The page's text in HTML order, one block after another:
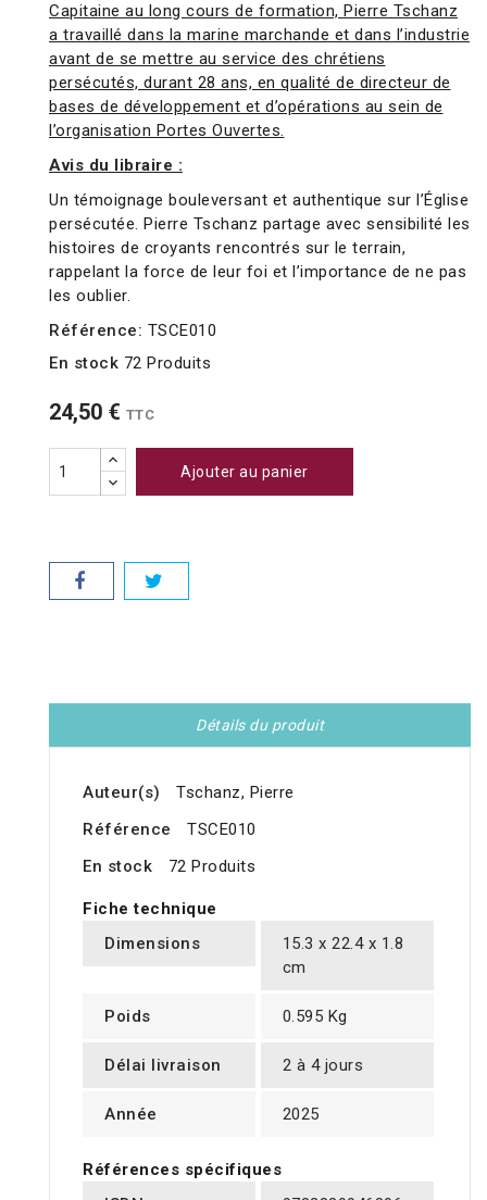
Capitaine au long cours de formation, Pierre Tschanz
a travaillé dans la marine marchande et dans l’industrie
avant de se mettre au service des chrétiens
persécutés, durant 28 ans, en qualité de directeur de
bases de développement et d’opérations au sein de
l’organisation Portes Ouvertes.
Avis du libraire :
Un témoignage bouleversant et authentique sur l’Église
persécutée. Pierre Tschanz partage avec sensibilité les
histoires de croyants rencontrés sur le terrain,
rappelant la force de leur foi et l’importance de ne pas
les oublier.
Référence: TSCE010
En stock 72 Produits
24,50 € TTC
Ajouter au panier
Détails du produit
Auteur(s)
Tschanz, Pierre
Référence
TSCE010
En stock
72 Produits
Fiche technique
Dimensions
15.3 x 22.4 x 1.8
cm
Poids 0.595 Kg
Délai livraison 2 à 4 jours
Année 2025
Références spécifiques